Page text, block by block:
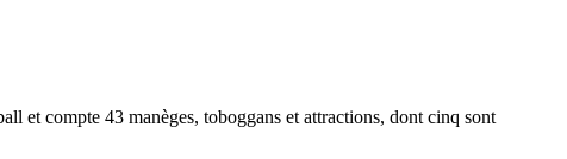
et compte 43 manèges, toboggans et attractions, dont cinq sont